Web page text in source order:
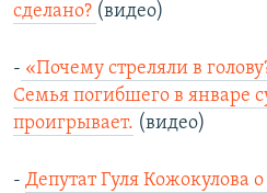
сделано? (видео)
- «Почему стреляли в
Семья погибшего в январе
проигрывает. (видео)
- Депутат Гуля Кожокулова